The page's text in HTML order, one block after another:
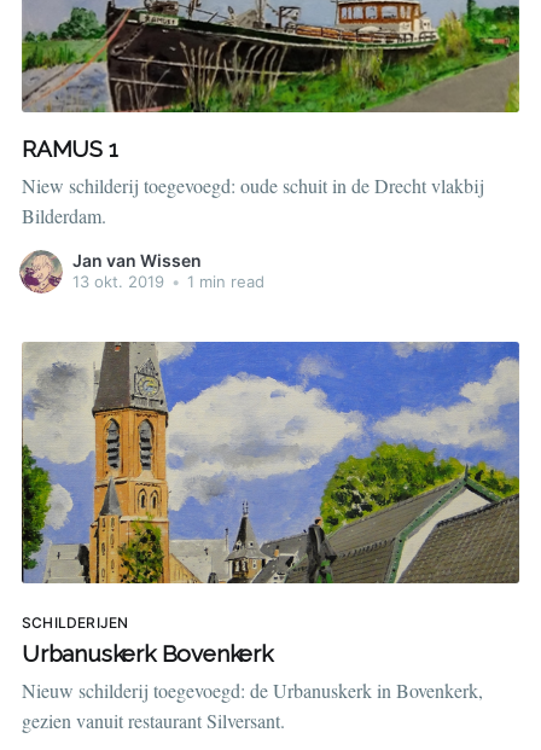
RAMUS 1
Niew schilderij toegevoegd: oude schuit in de Drecht vlakbij
Bilderdam.
Jan van Wissen
13 okt. 2019 • 1 min read
SCHILDERIJEN
Urbanuskerk Bovenkerk
Nieuw schilderij toegevoegd: de Urbanuskerk in Bovenkerk,
gezien vanuit restaurant Silversant.